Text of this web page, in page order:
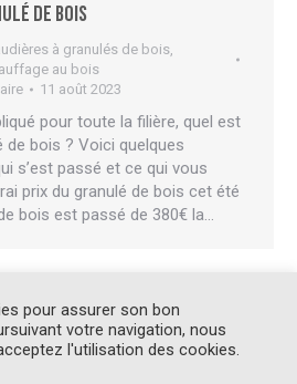
de bois
à granulés de bois,
au bois
11 août 2023
pour toute la filière, quel est
de bois ? Voici quelques
s’est passé et ce qui vous
prix du granulé de bois cet été
bois est passé de 380€ la…
3 4 5 … 9 →
pour assurer son bon
votre navigation, nous
l'utilisation des cookies.